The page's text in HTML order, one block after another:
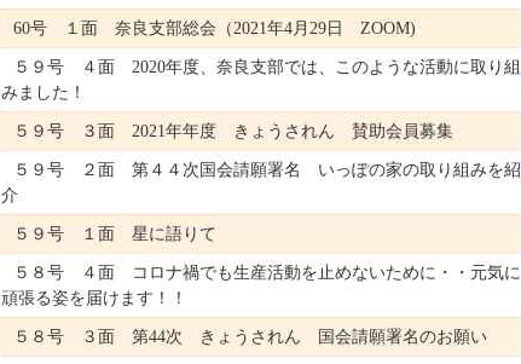
60号 １面 奈良支部総会（2021年4月29日 ZOOM)
５９号 ４面 2020年度、奈良支部では、このような活動に取り組
みました！
５９号 ３面 2021年年度 きょうされん 賛助会員募集
５９号 ２面 第４４次国会請願署名 いっぽの家の取り組みを紹
介
５９号 １面 星に語りて
５８号 ４面 コロナ禍でも生産活動を止めないために・・元気に
頑張る姿を届けます！！
５８号 ３面 第44次 きょうされん 国会請願署名のお願い